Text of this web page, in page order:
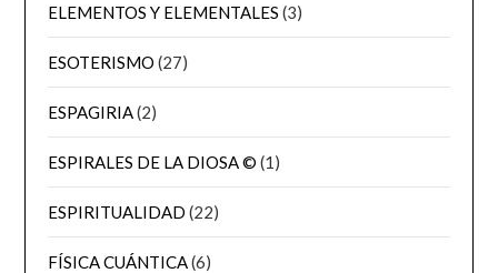
ELEMENTOS Y ELEMENTALES (3)
ESOTERISMO (27)
ESPAGIRIA(2)
ESPIRALES DE LA DIOSA © (1)
ESPIRITUALIDAD (22)
FÍSICA CUÁNTICA(6)